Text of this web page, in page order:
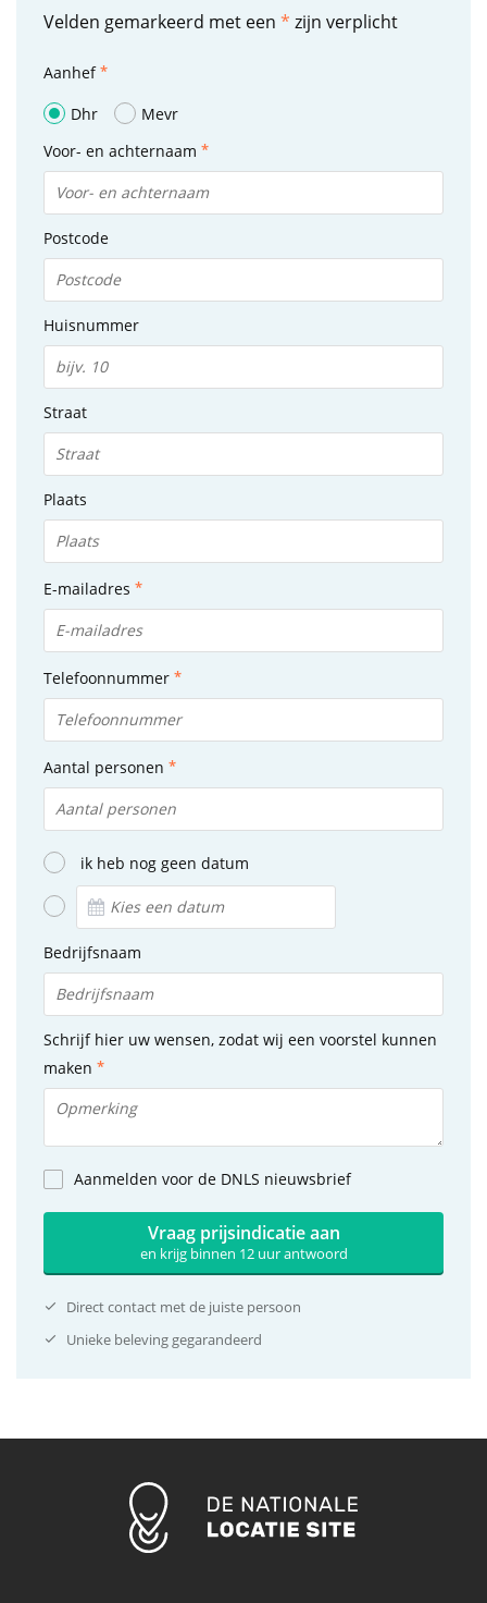
Velden gemarkeerd met een * zijn verplicht
Aanhef
Dhr
Mevr
Voor- en achternaam
Postcode
Huisnummer
Straat
Plaats
E-mailadres
Telefoonnummer
Aantal personen
ik heb nog geen datum
Bedrijfsnaam
Schrijf hier uw wensen, zodat wij een voorstel kunnen
maken
Aanmelden voor de DNLS nieuwsbrief
Vraag prijsindicatie aan
en krijg binnen 12 uur antwoord
Direct contact met de juiste persoon
Unieke beleving gegarandeerd